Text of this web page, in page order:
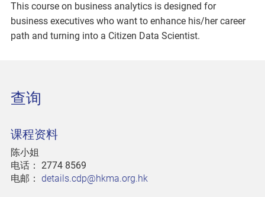
This course on business analytics is designed for
business executives who want to enhance his/her career
path and turning into a Citizen Data Scientist.
查询
课程资料
陈小姐
电话： 2774 8569
电邮： details.cdp@hkma.org.hk